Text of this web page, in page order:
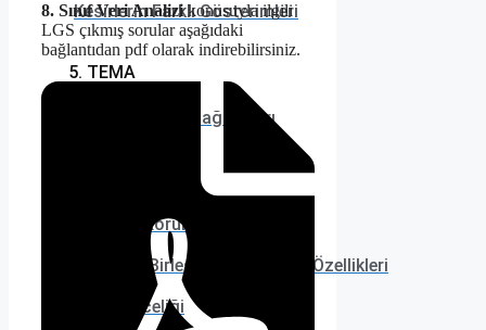
Kesirlerin Farklı Gösterimleri
5. TEMA
Kategorik Veri Dağılımları
Eşitliğin Korunumu
Değişme-Birleşme ve Dağılma Özellikleri
İşlem Önceliği
8. Sınıf Veri Analizikonusuyla ilgili
LGS çıkmış sorular aşağıdaki
bağlantıdan pdf olarak indirebilirsiniz.